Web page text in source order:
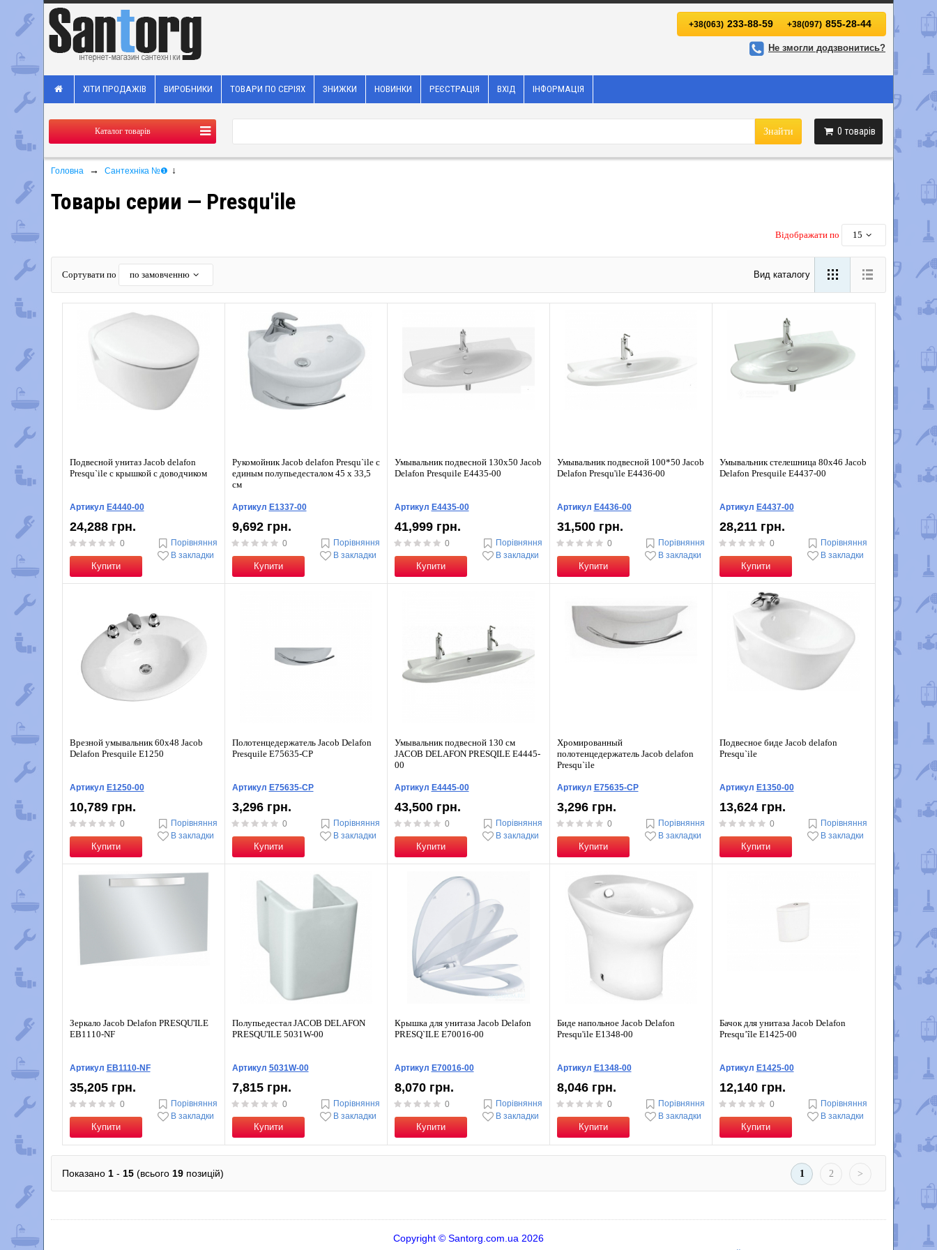
+38(063) 233-88-59 +38(097) 855-28-44
Не змогли додзвонитись?
ХІТИ ПРОДАЖІВ ВИРОБНИКИ ТОВАРИ ПО СЕРІЯХ ЗНИЖКИ НОВИНКИ РЕЄСТРАЦІЯ ВХІД ІНФОРМАЦІЯ
Каталог товарів 0 товарів
Знайти
Головна → Сантехніка №❶ ↓
Товары серии — Presqu'ile
Відображати по 15
Сортувати по по замовченню Вид каталогу
Подвесной унитаз Jacob delafon
Presqu`ile с крышкой с доводчиком
Артикул E4440-00
24,288 грн.
0
Купити
Порівняння
В закладки
Рукомойник Jacob delafon Presqu`ile с
единым полупьедесталом 45 x 33,5
см
Артикул E1337-00
9,692 грн.
0
Купити
Порівняння
В закладки
Умывальник подвесной 130x50 Jacob
Delafon Presquile E4435-00
Артикул E4435-00
41,999 грн.
0
Купити
Порівняння
В закладки
Умывальник подвесной 100*50 Jacob
Delafon Presqu'ile E4436-00
Артикул E4436-00
31,500 грн.
0
Купити
Порівняння
В закладки
Умывальник стелешница 80х46 Jacob
Delafon Presquile E4437-00
Артикул E4437-00
28,211 грн.
0
Купити
Порівняння
В закладки
Врезной умывальник 60x48 Jacob
Delafon Presquile E1250
Артикул E1250-00
10,789 грн.
0
Купити
Порівняння
В закладки
Полотенцедержатель Jacob Delafon
Presquile E75635-CP
Артикул E75635-CP
3,296 грн.
0
Купити
Порівняння
В закладки
Умывальник подвесной 130 см
JACOB DELAFON PRESQILE E4445-
00
Артикул E4445-00
43,500 грн.
0
Купити
Порівняння
В закладки
Хромированный
полотенцедержатель Jacob delafon
Presqu`ile
Артикул E75635-CP
3,296 грн.
0
Купити
Порівняння
В закладки
Подвесное биде Jacob delafon
Presqu`ile
Артикул E1350-00
13,624 грн.
0
Купити
Порівняння
В закладки
Зеркало Jacob Delafon PRESQU'ILE
EB1110-NF
Артикул EB1110-NF
35,205 грн.
0
Купити
Порівняння
В закладки
Полупьедестал JACOB DELAFON
PRESQU'ILE 5031W-00
Артикул 5031W-00
7,815 грн.
0
Купити
Порівняння
В закладки
Крышка для унитаза Jacob Delafon
PRESQ`ILE E70016-00
Артикул E70016-00
8,070 грн.
0
Купити
Порівняння
В закладки
Биде напольное Jacob Delafon
Presqu'ile E1348-00
Артикул E1348-00
8,046 грн.
0
Купити
Порівняння
В закладки
Бачок для унитаза Jacob Delafon
Presqu’île E1425-00
Артикул E1425-00
12,140 грн.
0
Купити
Порівняння
В закладки
Показано 1 - 15 (всього 19 позицій) 1 2 >
Copyright © Santorg.com.ua 2026